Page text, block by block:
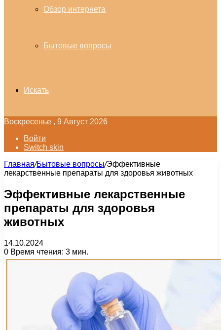
Обзор интернета
Бытовые вопросы
Искать
Воскресенье , 9 Август 2026
Войти
Switch skin
Главная/Бытовые вопросы/Эффективные
лекарственные препараты для здоровья животных
Эффективные лекарственные
препараты для здоровья
животных
14.10.2024
0 Время чтения: 3 мин.